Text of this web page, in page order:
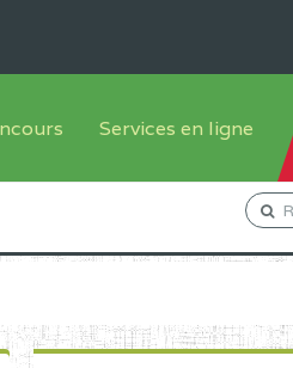
francophone
Services en ligne
Orientation Conseil
Gestion du Personnel